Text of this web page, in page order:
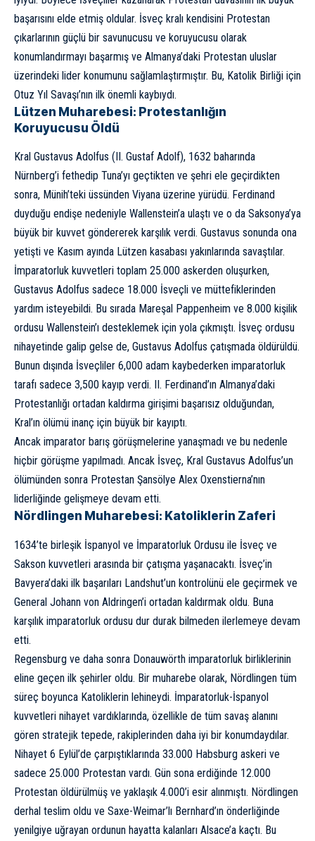
başarısını elde etmiş oldular. İsveç kralı kendisini Protestan
çıkarlarının güçlü bir savunucusu ve koruyucusu olarak
konumlandırmayı başarmış ve Almanya’daki Protestan uluslar
üzerindeki lider konumunu sağlamlaştırmıştır. Bu, Katolik Birliği için
Otuz Yıl Savaşı’nın ilk önemli kaybıydı.
Lützen Muharebesi: Protestanlığın
Koruyucusu Öldü
Kral Gustavus Adolfus (II. Gustaf Adolf), 1632 baharında
Nürnberg’i fethedip Tuna’yı geçtikten ve şehri ele geçirdikten
sonra, Münih’teki üssünden Viyana üzerine yürüdü. Ferdinand
duyduğu endişe nedeniyle Wallenstein’a ulaştı ve o da Saksonya’ya
büyük bir kuvvet göndererek karşılık verdi. Gustavus sonunda ona
yetişti ve Kasım ayında Lützen kasabası yakınlarında savaştılar.
İmparatorluk kuvvetleri toplam 25.000 askerden oluşurken,
Gustavus Adolfus sadece 18.000 İsveçli ve müttefiklerinden
yardım isteyebildi. Bu sırada Mareşal Pappenheim ve 8.000 kişilik
ordusu Wallenstein’ı desteklemek için yola çıkmıştı. İsveç ordusu
nihayetinde galip gelse de, Gustavus Adolfus çatışmada öldürüldü.
Bunun dışında İsveçliler 6,000 adam kaybederken imparatorluk
tarafı sadece 3,500 kayıp verdi. II. Ferdinand’ın Almanya’daki
Protestanlığı ortadan kaldırma girişimi başarısız olduğundan,
Kral’ın ölümü inanç için büyük bir kayıptı.
Ancak imparator barış görüşmelerine yanaşmadı ve bu nedenle
hiçbir görüşme yapılmadı. Ancak İsveç, Kral Gustavus Adolfus’un
ölümünden sonra Protestan Şansölye Alex Oxenstierna’nın
liderliğinde gelişmeye devam etti.
Nördlingen Muharebesi: Katoliklerin Zaferi
1634’te birleşik İspanyol ve İmparatorluk Ordusu ile İsveç ve
Sakson kuvvetleri arasında bir çatışma yaşanacaktı. İsveç’in
Bavyera’daki ilk başarıları Landshut’un kontrolünü ele geçirmek ve
General Johann von Aldringen’i ortadan kaldırmak oldu. Buna
karşılık imparatorluk ordusu dur durak bilmeden ilerlemeye devam
etti.
Regensburg ve daha sonra Donauwörth imparatorluk birliklerinin
eline geçen ilk şehirler oldu. Bir muharebe olarak, Nördlingen tüm
süreç boyunca Katoliklerin lehineydi. İmparatorluk-İspanyol
kuvvetleri nihayet vardıklarında, özellikle de tüm savaş alanını
gören stratejik tepede, rakiplerinden daha iyi bir konumdaydılar.
Nihayet 6 Eylül’de çarpıştıklarında 33.000 Habsburg askeri ve
sadece 25.000 Protestan vardı. Gün sona erdiğinde 12.000
Protestan öldürülmüş ve yaklaşık 4.000’i esir alınmıştı. Nördlingen
derhal teslim oldu ve Saxe-Weimar’lı Bernhard’ın önderliğinde
yenilgiye uğrayan ordunun hayatta kalanları Alsace’a kaçtı. Bu